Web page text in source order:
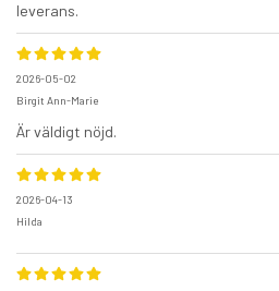
leverans.
2026-05-02
Birgit Ann-Marie
Är väldigt nöjd.
2026-04-13
Hilda